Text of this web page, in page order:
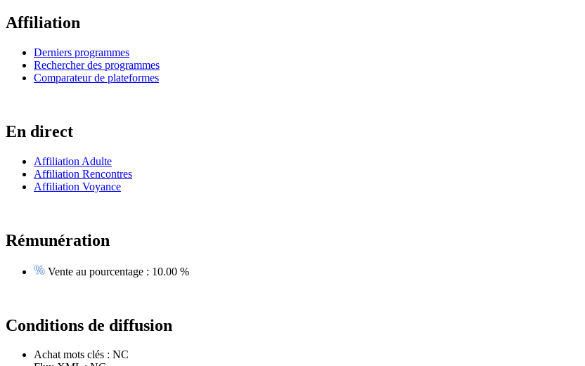
Affiliation
Derniers programmes
Rechercher des programmes
Comparateur de plateformes
En direct
Affiliation Adulte
Affiliation Rencontres
Affiliation Voyance
Rémunération
Vente au pourcentage : 10.00 %
Conditions de diffusion
Achat mots clés : NC